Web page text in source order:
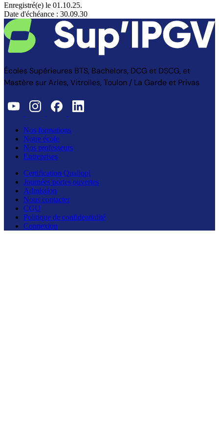
Enregistré(e) le 01.10.25.
Date d'échéance : 30.09.30
Écoles Supérieures BTS, Bachelors, DCG et DSCG, et
Mastère sur Arles, Vitrolles, Toulon / La Garde et Privas
Nos formations
Notre école
Nos professeurs
Entreprises
Certification Qualiopi
Journées portes ouvertes
Admission
Nous contacter
CGU
Politique de confidentialité
Connexion